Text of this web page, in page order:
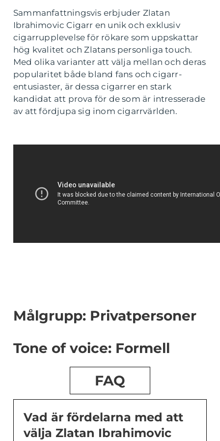
Sammanfattningsvis erbjuder Zlatan
Ibrahimovic Cigarr en unik och exklusiv
cigarrupplevelse för rökare som uppskattar
hög kvalitet och Zlatans personliga touch.
Med olika varianter att välja mellan och deras
popularitet både bland fans och cigarr-
entusiaster, är dessa cigarrer en stark
kandidat att prova för de som är intresserade
av att fördjupa sig inom cigarrvärlden.
Målgrupp: Privatpersoner
Tone of voice: Formell
FAQ
Vad är fördelarna med att
välja Zlatan Ibrahimovic